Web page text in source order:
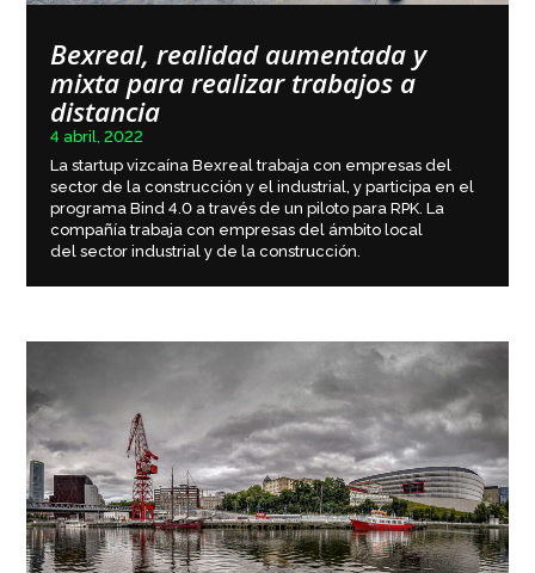
Bexreal, realidad aumentada y
mixta para realizar trabajos a
distancia
4 abril, 2022
La startup vizcaína Bexreal trabaja con empresas del
sector de la construcción y el industrial, y participa en el
programa Bind 4.0 a través de un piloto para RPK. La
compañía trabaja con empresas del ámbito local
del sector industrial y de la construcción.